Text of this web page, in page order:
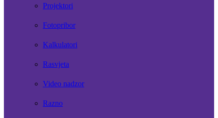
Projektori
Fotopribor
Kalkulatori
Rasvjeta
Video nadzor
Razno